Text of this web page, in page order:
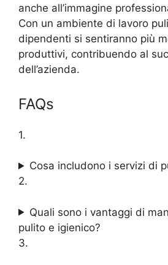
anche all’immagine
Con un ambiente di lavoro
dipendenti si sentiranno più
produttivi, contribuendo al
dell’azienda.
FAQs
1.
Cosa includono i servizi di
2.
Quali sono i vantaggi di
pulito e igienico?
3.